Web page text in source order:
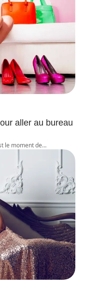
aller au bureau
le moment de…